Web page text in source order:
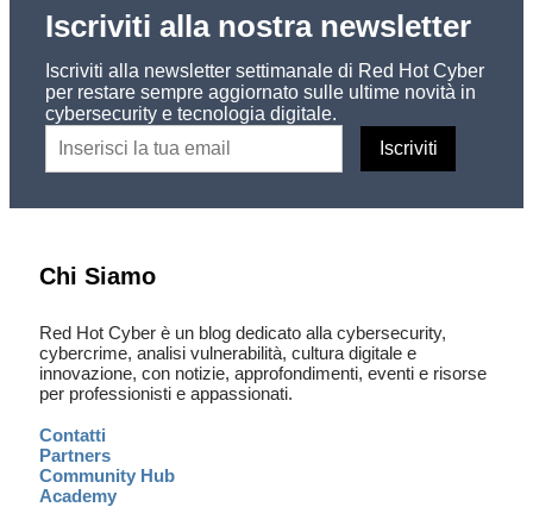
Iscriviti alla nostra newsletter
Iscriviti alla newsletter settimanale di Red Hot Cyber
per restare sempre aggiornato sulle ultime novità in
cybersecurity e tecnologia digitale.
Chi Siamo
Red Hot Cyber è un blog dedicato alla cybersecurity,
cybercrime, analisi vulnerabilità, cultura digitale e
innovazione, con notizie, approfondimenti, eventi e risorse
per professionisti e appassionati.
Contatti
Partners
Community Hub
Academy